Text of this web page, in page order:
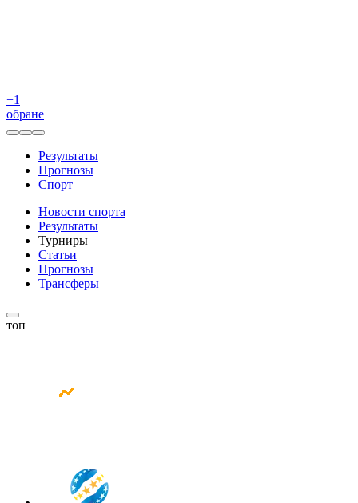
+1
обране
Результаты
Прогнозы
Спорт
Новости спорта
Результаты
Турниры
Статьи
Прогнозы
Трансферы
топ